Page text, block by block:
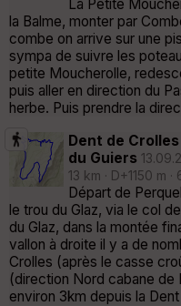
La Petite
la Balme, monter par
combe on arrive sur une
sympa de suivre les
petite Moucherolle,
puis aller en direction du
herbe. Puis prendre la
Dent de
du Guiers
13 km · D+1150 m
Départ de
le trou du Glaz, via le col
du Glaz, dans la montée
vallon à droite il y a de
Crolles (après le casse
(direction Nord cabane de
environ 3km depuis la